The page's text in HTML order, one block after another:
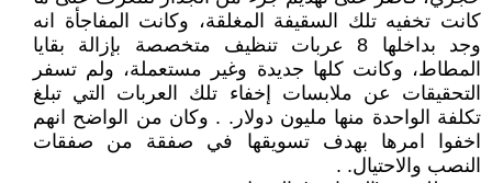
كانت تخفيه تلك السقيفة المغلقة، وكانت المفاجأة انه
وجد بداخلها 8 عربات تنظيف متخصصة بإزالة بقايا
المطاط، وكانت كلها جديدة وغير مستعملة، ولم تسفر
التحقيقات عن ملابسات إخفاء تلك العربات التي تبلغ
تكلفة الواحدة منها مليون دولار. . وكان من الواضح انهم
اخفوا امرها بهدف تسويقها في صفقة من صفقات
النصب والاحتيال. .